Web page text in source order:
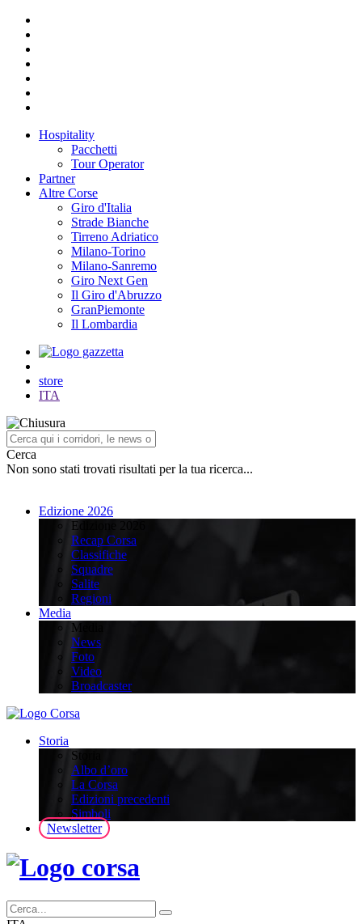
Hospitality
Pacchetti
Tour Operator
Partner
Altre Corse
Giro d'Italia
Strade Bianche
Tirreno Adriatico
Milano-Torino
Milano-Sanremo
Giro Next Gen
Il Giro d'Abruzzo
GranPiemonte
Il Lombardia
store
ITA
Cerca
Non sono stati trovati risultati per la tua ricerca...
Edizione 2026
Edizione 2026
Recap Corsa
Classifiche
Squadre
Salite
Regioni
Media
Media
News
Foto
Video
Broadcaster
Storia
Storia
Albo d’oro
La Corsa
Edizioni precedenti
Simboli
Newsletter